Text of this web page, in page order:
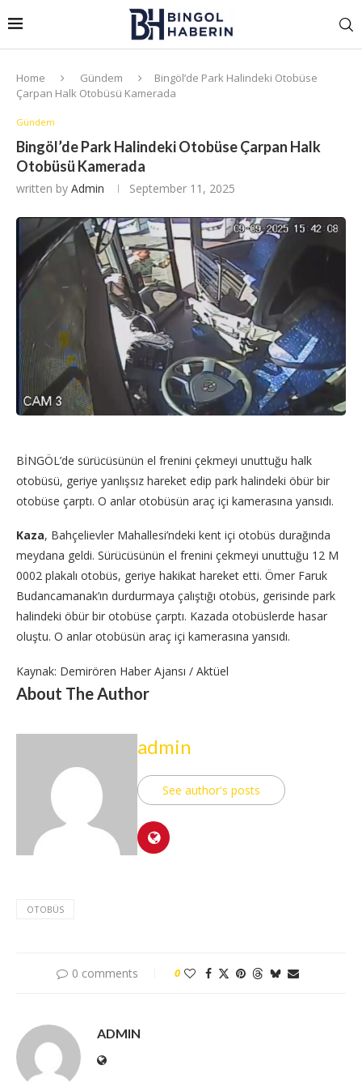
Home Gündem
Bingöl’de Park Halindeki Otobüse
Çarpan Halk Otobüsü Kamerada
Gündem
Bingöl’de Park Halindeki Otobüse Çarpan Halk
Otobüsü Kamerada
written by Admin September 11, 2025
BİNGÖL’de sürücüsünün el frenini çekmeyi unuttuğu halk
otobüsü, geriye yanlışsız hareket edip park halindeki öbür bir
otobüse çarptı. O anlar otobüsün araç içi kamerasına yansıdı.
Kaza, Bahçelievler Mahallesi’ndeki kent içi otobüs durağında
meydana geldi. Sürücüsünün el frenini çekmeyi unuttuğu 12 M
0002 plakalı otobüs, geriye hakikat hareket etti. Ömer Faruk
Budancamanak’ın durdurmaya çalıştığı otobüs, gerisinde park
halindeki öbür bir otobüse çarptı. Kazada otobüslerde hasar
oluştu. O anlar otobüsün araç içi kamerasına yansıdı.
Kaynak: Demirören Haber Ajansı / Aktüel
About The Author
admin
See author's posts
OTOBÜS
0 comments 0
ADMIN